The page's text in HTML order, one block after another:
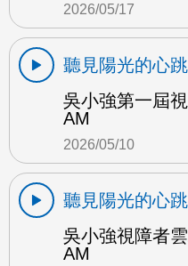
2026/05/17
聽見陽光的心跳
吳小強第一屆
AM
2026/05/10
聽見陽光的心跳
吳小強視障者
AM